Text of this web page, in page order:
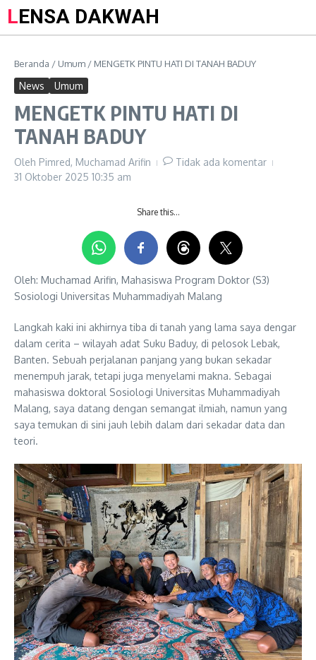
LENSA DAKWAH
Beranda / Umum / MENGETK PINTU HATI DI TANAH BADUY
News Umum
MENGETK PINTU HATI DI
TANAH BADUY
Oleh Pimred, Muchamad Arifin
Tidak ada komentar
31 Oktober 2025 10:35 am
Share this…
Oleh: Muchamad Arifin, Mahasiswa Program Doktor (S3)
Sosiologi Universitas Muhammadiyah Malang
Langkah kaki ini akhirnya tiba di tanah yang lama saya dengar
dalam cerita – wilayah adat Suku Baduy, di pelosok Lebak,
Banten. Sebuah perjalanan panjang yang bukan sekadar
menempuh jarak, tetapi juga menyelami makna. Sebagai
mahasiswa doktoral Sosiologi Universitas Muhammadiyah
Malang, saya datang dengan semangat ilmiah, namun yang
saya temukan di sini jauh lebih dalam dari sekadar data dan
teori.